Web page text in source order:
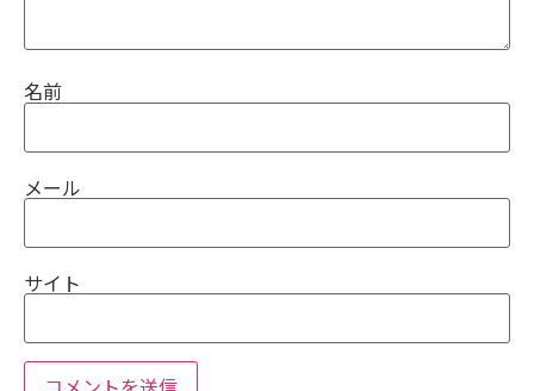
名前
メール
サイト